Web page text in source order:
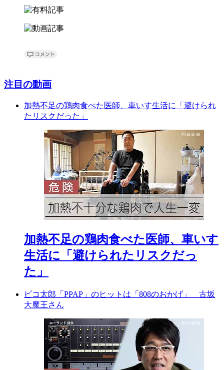
注目の動画
加熱不足の鶏肉食べた医師、車いす生活に「避けられ
たリスクだった」
加熱不足の鶏肉食べた医師、車いす
生活に「避けられたリスクだっ
た」
ピコ太郎「PPAP」のヒットは「808のおかげ」 古坂
大魔王さん